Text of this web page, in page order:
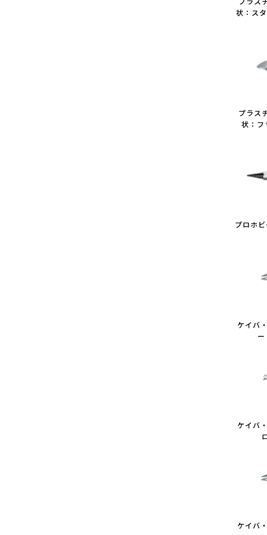
状：ス
プラス
状：
プロホ
ケイバ
ケイバ
ケイバ